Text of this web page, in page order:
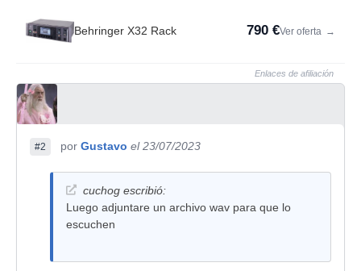
Behringer X32 Rack 790 €Ver oferta →
Enlaces de afiliación
#2 por Gustavo el 23/07/2023
cuchog escribió:
Luego adjuntare un archivo wav para que lo
escuchen